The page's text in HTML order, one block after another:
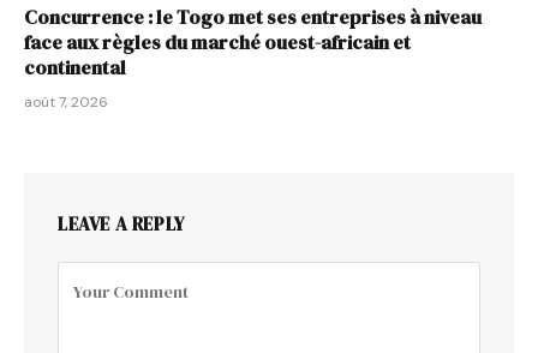
Concurrence : le Togo met ses entreprises à niveau
face aux règles du marché ouest-africain et
continental
août 7, 2026
LEAVE A REPLY